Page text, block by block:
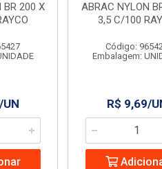
BR 200 X
ABRAC NYLON
3,5 C/100
Código:
Embalagem:
R$ 9,69/